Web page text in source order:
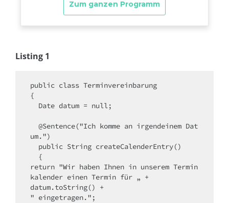
Listing 1
public class Terminvereinbarung
{
um.")
return "Wir haben Ihnen in unserem Termin
kalender einen Termin für „ +
datum.toString() +
" eingetragen.";